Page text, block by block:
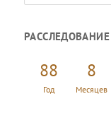
о
с
88
Год
8
Месяцев